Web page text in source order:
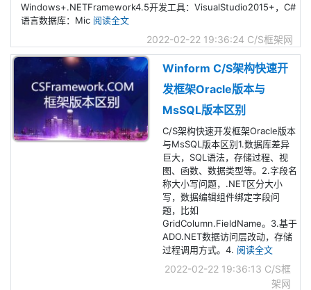
Windows+.NETFramework4.5开发工具：VisualStudio2015+，C#
语言数据库：Mic 阅读全文
2022-02-22 19:36:24 C/S框架网
Winform C/S架构快速开
发框架Oracle版本与
MsSQL版本区别
C/S架构快速开发框架Oracle版本
与MsSQL版本区别1.数据库差异
巨大，SQL语法，存储过程、视
图、函数、数据类型等。2.字段名
称大小写问题，.NET区分大小
写，数据编辑组件绑定字段问
题，比如
GridColumn.FieldName。3.基于
ADO.NET数据访问层改动，存储
过程调用方式。4. 阅读全文
2022-02-22 19:36:13 C/S框
架网